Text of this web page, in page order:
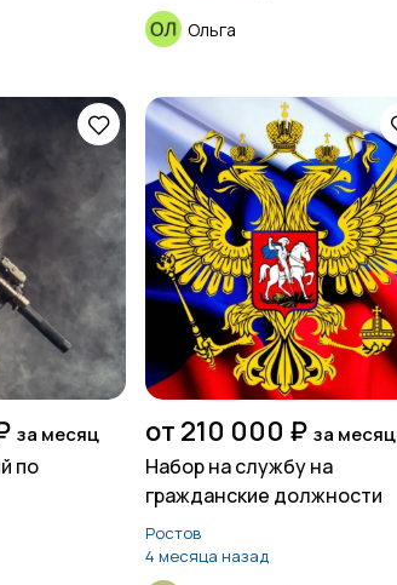
Ольга
за месяц
по
от 210 000 ₽ за месяц
Набор на службу на
гражданские должности
Ростов
4 месяца назад